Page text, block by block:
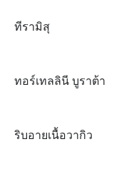
ทีรามิสุ
ทอร์เทลลินี บูราต้า
ริบอายเนื้อวากิว